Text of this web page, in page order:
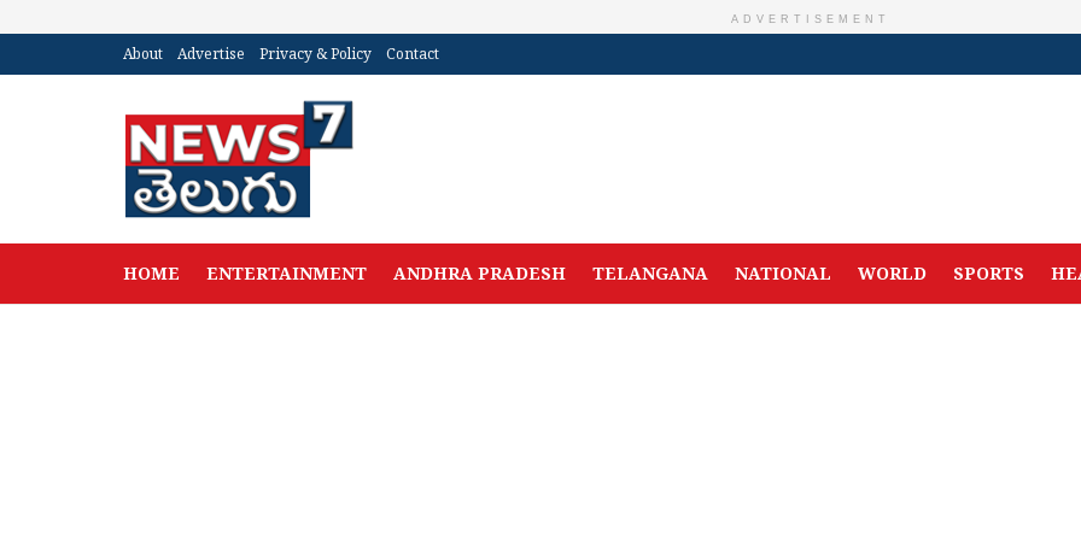
ADVERTISEMENT
About Advertise Privacy & Policy Contact
HOME ENTERTAINMENT ANDHRA PRADESH TELANGANA NATIONAL WORLD SPORTS